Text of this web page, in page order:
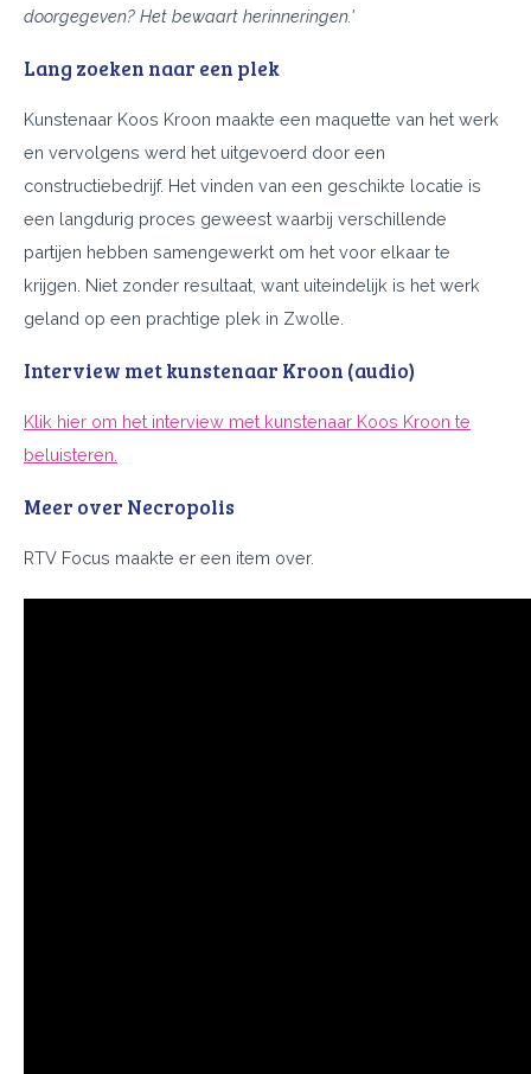
doorgegeven? Het bewaart herinneringen.'
Lang zoeken naar een plek
Kunstenaar Koos Kroon maakte een maquette van het werk
en vervolgens werd het uitgevoerd door een
constructiebedrijf. Het vinden van een geschikte locatie is
een langdurig proces geweest waarbij verschillende
partijen hebben samengewerkt om het voor elkaar te
krijgen. Niet zonder resultaat, want uiteindelijk is het werk
geland op een prachtige plek in Zwolle.
Interview met kunstenaar Kroon (audio)
Klik hier om het interview met kunstenaar Koos Kroon te
beluisteren.
Meer over Necropolis
RTV Focus maakte er een item over.